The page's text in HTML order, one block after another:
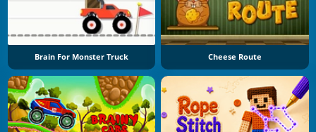
Brain For Monster Truck Cheese Route